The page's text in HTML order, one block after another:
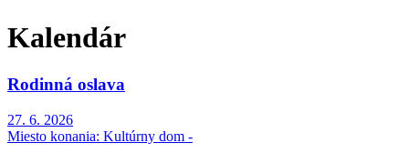
Kalendár
Rodinná oslava
27. 6. 2026
Miesto konania: Kultúrny dom -